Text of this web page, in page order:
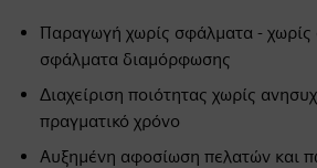
Παραγωγή χωρίς σφάλματα - χωρίς
σφάλματα διαμόρφωσης
Διαχείριση ποιότητας χωρίς
πραγματικό χρόνο
Αυξημένη αφοσίωση πελατών και